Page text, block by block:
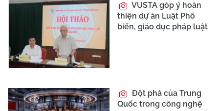
VUSTA góp ý hoàn
thiện dự án Luật Phổ
biến, giáo dục pháp luật
Đột phá của Trung
Quốc trong công nghệ